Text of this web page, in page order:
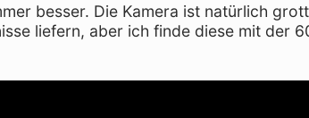
besser. Die Kamera ist natürlich
liefern, aber ich finde diese mit der